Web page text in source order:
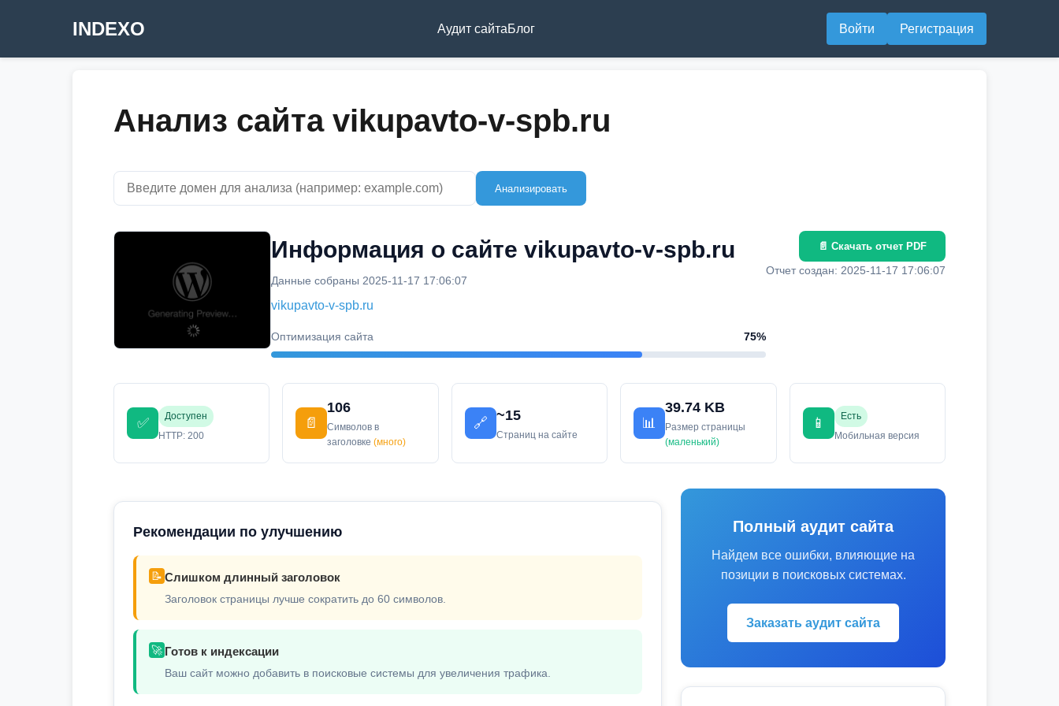
INDEXO Аудит сайтаБлог Войти Регистрация
Анализ сайта vikupavto-v-spb.ru
Анализировать
Информация о сайте vikupavto-v-spb.ru
Данные собраны 2025-11-17 17:06:07
vikupavto-v-spb.ru
Оптимизация сайта 75%
📄 Скачать отчет PDF
Отчет создан: 2025-11-17 17:06:07
✅
Доступен
HTTP: 200
📄
106
Символов в
заголовке(много)
🔗
~15
Страниц на сайте
📊
39.74 KB
Размер страницы
(маленький)
📱
Есть
Мобильная версия
Рекомендации по улучшению
📝 Слишком длинный заголовок
Заголовок страницы лучше сократить до 60 символов.
🚀 Готов к индексации
Ваш сайт можно добавить в поисковые системы для увеличения трафика.
Полный аудит сайта
Найдем все ошибки, влияющие на
позиции в поисковых системах.
Заказать аудит сайта